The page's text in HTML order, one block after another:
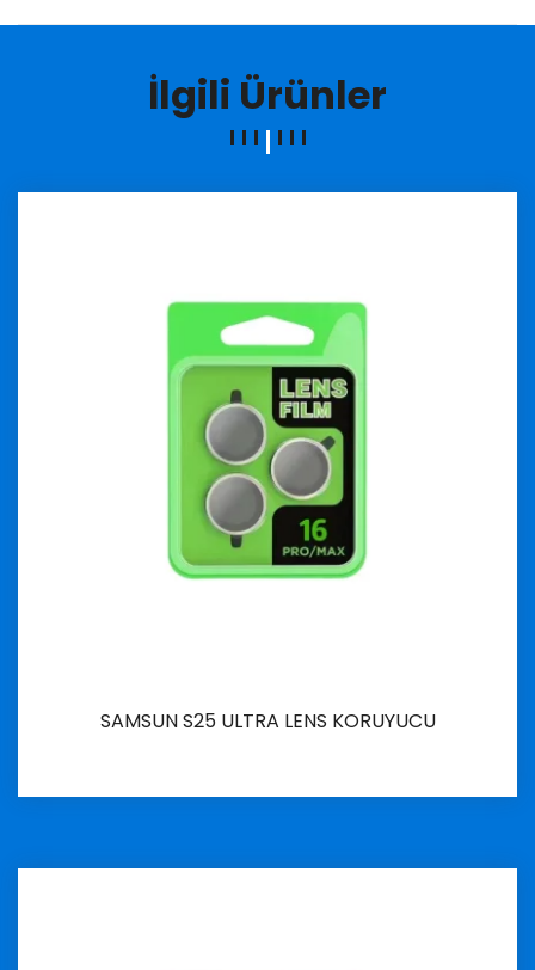
İlgili Ürünler
SAMSUN S25 ULTRA LENS KORUYUCU